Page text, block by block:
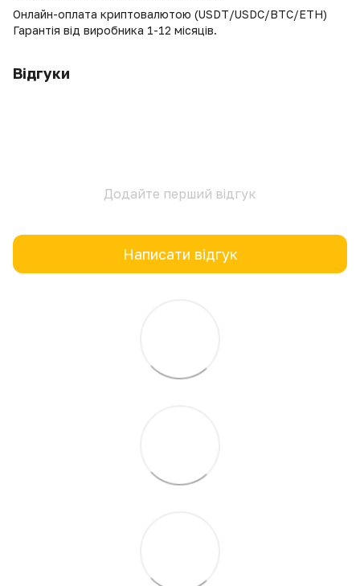
Онлайн-оплата криптовалютою (USDT/USDC/BTC/ETH)
Гарантія від виробника 1-12 місяців.
Відгуки
Додайте перший відгук
Написати відгук